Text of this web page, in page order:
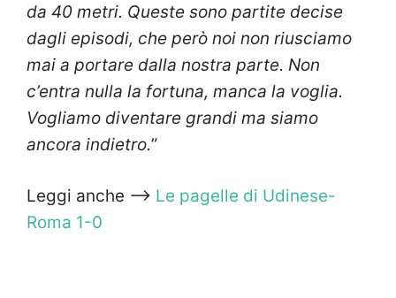
da 40 metri. Queste sono partite decise
dagli episodi, che però noi non riusciamo
mai a portare dalla nostra parte. Non
c’entra nulla la fortuna, manca la voglia.
Vogliamo diventare grandi ma siamo
ancora indietro.”
Leggi anche —> Le pagelle di Udinese-
Roma 1-0